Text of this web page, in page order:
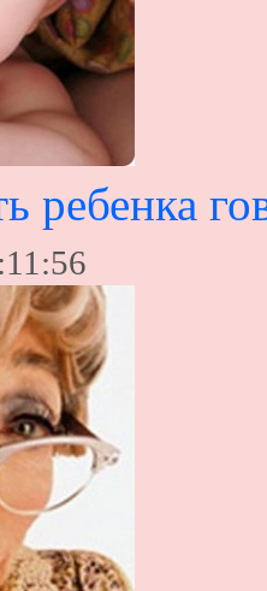
ребенка